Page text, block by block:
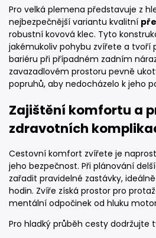
Pro velká plemena představuje z
nejbezpečnější variantu kvalitní
robustní kovová klec. Tyto
jakémukoliv pohybu zvířete a tvoří
bariéru při případném zadním
zavazadlovém prostoru pevně
popruhů, aby nedocházelo k jeho
Zajištění komfortu a
zdravotních
Cestovní komfort zvířete je
jeho bezpečnost. Při plánování
zařadit pravidelné zastávky,
hodin. Zvíře získá prostor pro
mentální odpočinek od hluku
Pro hladký průběh cesty dodržujte